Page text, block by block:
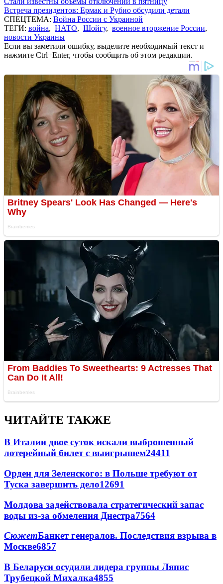
Встреча президентов: Ермак и Рубио обсудили детали
СПЕЦТЕМА: Война России с Украиной
ТЕГИ: война, НАТО, Шойгу, военное вторжение России,
новости Украины
Если вы заметили ошибку, выделите необходимый текст и
нажмите Ctrl+Enter, чтобы сообщить об этом редакции.
ЧИТАЙТЕ ТАКЖЕ
В Италии двое суток искали выброшенный
лотерейный билет с выигрышем24411
Орден для Зеленского: в Польше требуют от
Туска завершить дело12691
Молдова задействовала стратегический запас
воды из-за обмеления Днестра7564
СюжетБанкет генералов. Последствия взрыва в
Москве6857
В Беларуси осудили лидера группы Ляпис
Трубецкой Михалка4855